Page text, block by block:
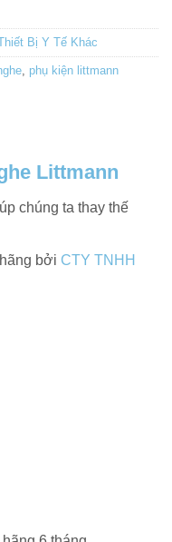
Bị Y Tế Khác
phụ kiện littmann
Littmann
chúng ta thay thế
bởi CTY TNHH